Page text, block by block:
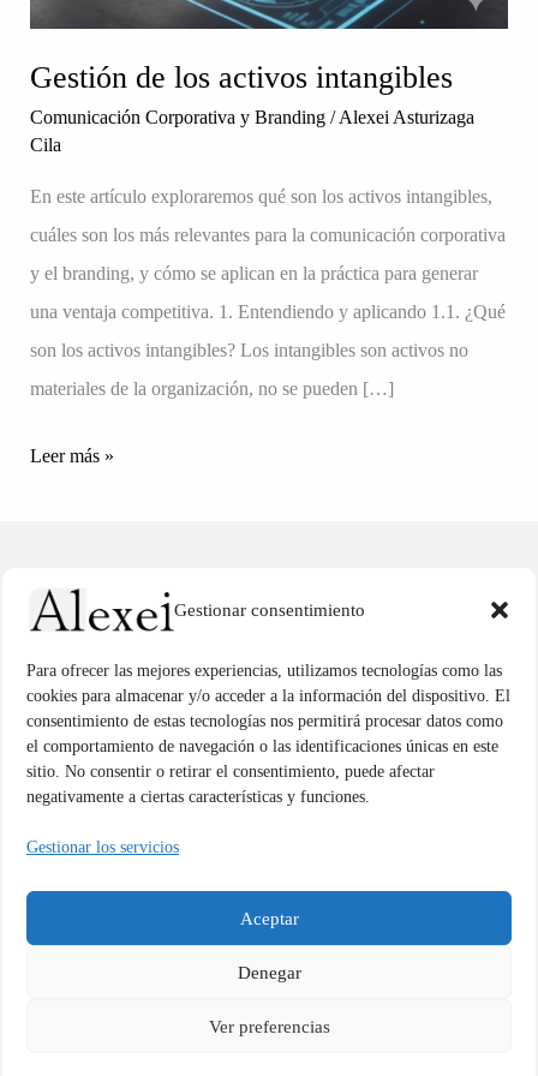
Gestionar consentimiento
Para ofrecer las mejores experiencias, utilizamos tecnologías como las
cookies para almacenar y/o acceder a la información del dispositivo. El
consentimiento de estas tecnologías nos permitirá procesar datos como
el comportamiento de navegación o las identificaciones únicas en este
sitio. No consentir o retirar el consentimiento, puede afectar
negativamente a ciertas características y funciones.
Gestionar los servicios
Aceptar
Denegar
Ver preferencias
Gestión de los activos intangibles
Comunicación Corporativa y Branding/Alexei Asturizaga
Cila
En este artículo exploraremos qué son los activos intangibles,
cuáles son los más relevantes para la comunicación corporativa
y el branding, y cómo se aplican en la práctica para generar
una ventaja competitiva. 1. Entendiendo y aplicando 1.1. ¿Qué
son los activos intangibles? Los intangibles son activos no
materiales de la organización, no se pueden […]
Leer más »
Política de Privacidad y Cookies
Página Principal
Blog